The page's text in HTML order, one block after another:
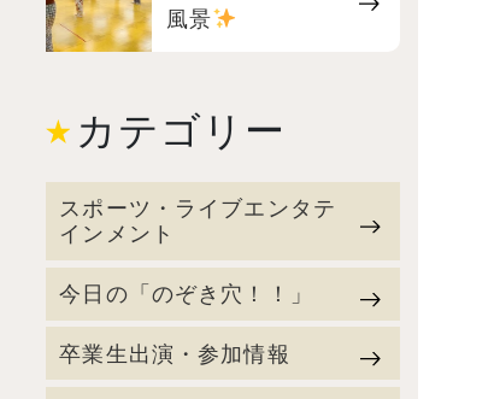
風景
カテゴリー
スポーツ・ライブエンタテ
インメント
今日の「のぞき穴！！」
卒業生出演・参加情報